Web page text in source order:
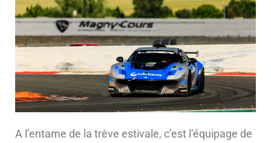
A l’entame de la trêve estivale, c’est l’équipage de